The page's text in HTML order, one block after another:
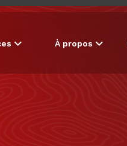
À propos